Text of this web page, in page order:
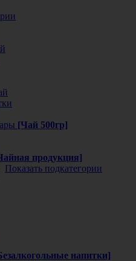
[Чай 500гр]
продукция]
Показать подкатегории
напитки]